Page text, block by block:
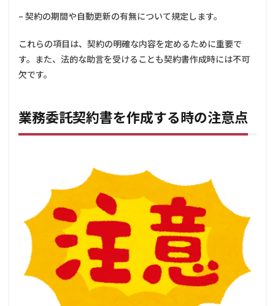
– 契約の期間や自動更新の有無について規定します。
これらの項目は、契約の明確な内容を定めるために重要で
す。また、法的な助言を受けることも契約書作成時には不可
欠です。
業務委託契約書を作成する時の注意点